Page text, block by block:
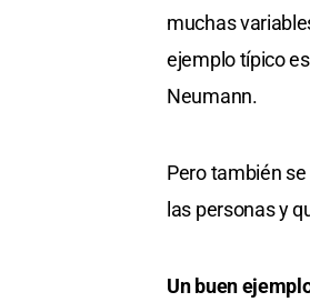
muchas
ejemplo típico
Neumann.
Pero también
las personas y
Un buen